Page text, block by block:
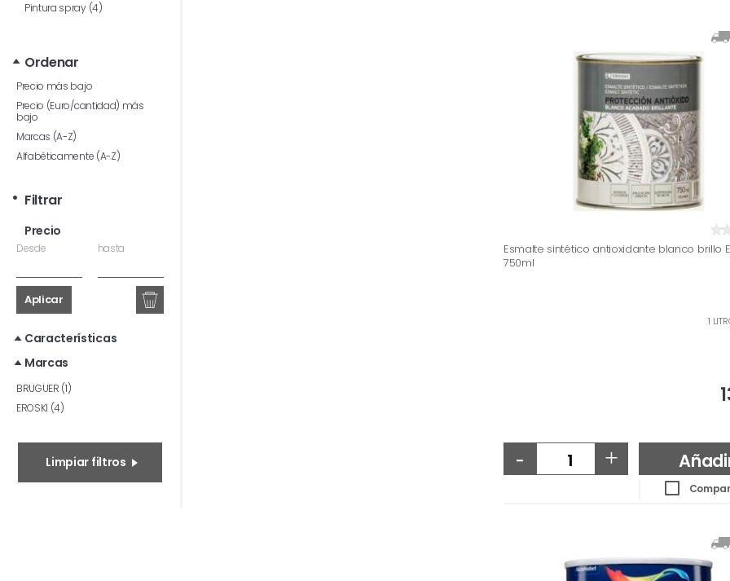
Pintura spray (4)
Ordenar
Precio más bajo
Precio (Euro/cantidad) más
bajo
Marcas (A-Z)
Alfabéticamente (A-Z)
Filtrar
Precio
Desde hasta
Aplicar
Características
Marcas
BRUGUER (1)
EROSKI (4)
Limpiar filtros
Esmalte sintético antioxidante blanco brillo
750ml
1
- +